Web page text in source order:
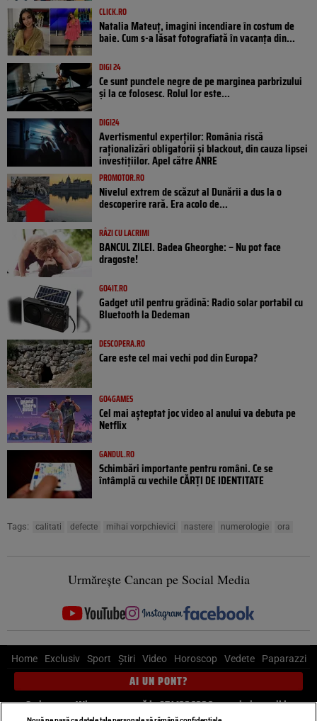
CLICK.RO
Natalia Mateuț, imagini incendiare în costum de
baie. Cum s-a lăsat fotografiată în vacanța din...
DIGI 24
Ce sunt punctele negre de pe marginea parbrizului
și la ce folosesc. Rolul lor este...
DIGI24
Avertismentul experților: România riscă
raționalizări obligatorii și blackout, din cauza lipsei
investițiilor. Apel către ANRE
PROMOTOR.RO
Nivelul extrem de scăzut al Dunării a dus la o
descoperire rară. Era acolo de...
RÂZI CU LACRIMI
BANCUL ZILEI. Badea Gheorghe: – Nu pot face
dragoste!
GO4IT.RO
Gadget util pentru grădină: Radio solar portabil cu
Bluetooth la Dedeman
DESCOPERA.RO
Care este cel mai vechi pod din Europa?
GO4GAMES
Cel mai așteptat joc video al anului va debuta pe
Netflix
GANDUL.RO
Schimbări importante pentru români. Ce se
întâmplă cu vechile CĂRȚI DE IDENTITATE
Tags: calitati defecte mihai vorpchievici nastere numerologie ora
Urmărește Cancan pe Social Media
Home Exclusiv Sport Știri Video Horoscop Vedete Paparazzi
AI UN PONT?
Scrie-ne pe Whatsapp, sună la 0741226226 sau trimite mail la